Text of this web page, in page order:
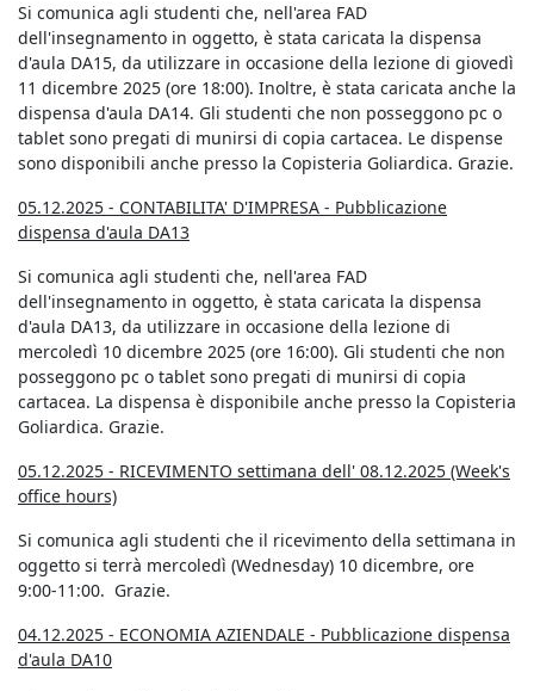
Si comunica agli studenti che, nell'area FAD
dell'insegnamento in oggetto, è stata caricata la dispensa
d'aula DA15, da utilizzare in occasione della lezione di giovedì
11 dicembre 2025 (ore 18:00). Inoltre, è stata caricata anche la
dispensa d'aula DA14. Gli studenti che non posseggono pc o
tablet sono pregati di munirsi di copia cartacea. Le dispense
sono disponibili anche presso la Copisteria Goliardica. Grazie.
05.12.2025 - CONTABILITA' D'IMPRESA - Pubblicazione
dispensa d'aula DA13
Si comunica agli studenti che, nell'area FAD
dell'insegnamento in oggetto, è stata caricata la dispensa
d'aula DA13, da utilizzare in occasione della lezione di
mercoledì 10 dicembre 2025 (ore 16:00). Gli studenti che non
posseggono pc o tablet sono pregati di munirsi di copia
cartacea. La dispensa è disponibile anche presso la Copisteria
Goliardica. Grazie.
05.12.2025 - RICEVIMENTO settimana dell' 08.12.2025 (Week's
office hours)
Si comunica agli studenti che il ricevimento della settimana in
oggetto si terrà mercoledì (Wednesday) 10 dicembre, ore
9:00-11:00. Grazie.
04.12.2025 - ECONOMIA AZIENDALE - Pubblicazione dispensa
d'aula DA10